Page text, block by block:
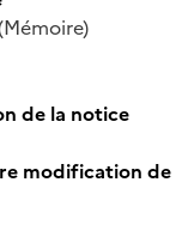
de la notice
modification